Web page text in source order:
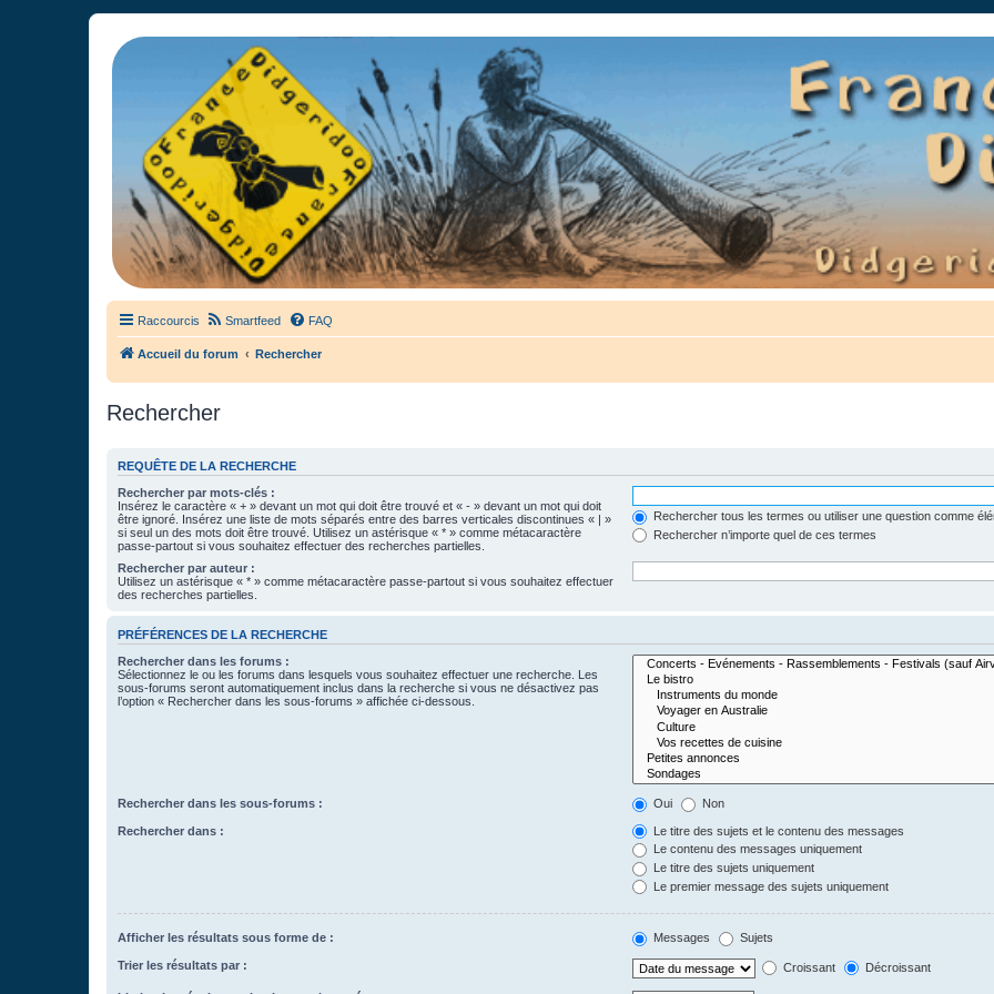
France Didgeridoo
Didgeridoo et Guimbarde sur France Didgeridoo - retrouvez la communauté.
Raccourcis Smartfeed FAQ
Accueil du forum Rechercher
Rechercher
REQUÊTE DE LA RECHERCHE
Rechercher par mots-clés :
Insérez le caractère « + » devant un mot qui doit être trouvé et « - » devant un mot qui doit
être ignoré. Insérez une liste de mots séparés entre des barres verticales discontinues « | »
si seul un des mots doit être trouvé. Utilisez un astérisque « * » comme métacaractère
passe-partout si vous souhaitez effectuer des recherches partielles.
Rechercher tous les termes ou utiliser une question comme
Rechercher n’importe quel de ces termes
Rechercher par auteur :
Utilisez un astérisque « * » comme métacaractère passe-partout si vous souhaitez effectuer
des recherches partielles.
PRÉFÉRENCES DE LA RECHERCHE
Rechercher dans les forums :
Sélectionnez le ou les forums dans lesquels vous souhaitez effectuer une recherche. Les
sous-forums seront automatiquement inclus dans la recherche si vous ne désactivez pas
l’option « Rechercher dans les sous-forums » affichée ci-dessous.
Rechercher dans les sous-forums : Oui Non
Rechercher dans :
Le titre des sujets et le contenu des messages
Le contenu des messages uniquement
Le titre des sujets uniquement
Le premier message des sujets uniquement
Afficher les résultats sous forme de : Messages Sujets
Trier les résultats par : Croissant Décroissant